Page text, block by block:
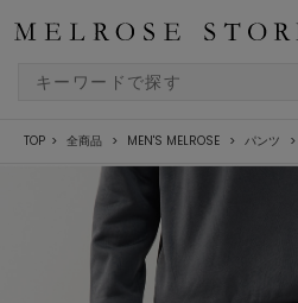
TOP 全商品 MEN'S MELROSE パンツ